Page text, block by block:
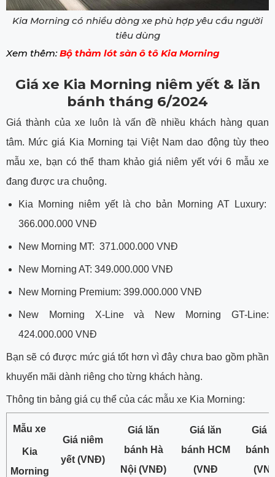
Kia Morning có nhiều dòng xe phù hợp yêu cầu người
tiêu dùng
Xem thêm: Bộ thảm lót sàn ô tô Kia Morning
Giá xe Kia Morning niêm yết & lăn
bánh tháng 6/2024
Giá thành của xe luôn là vấn đề nhiều khách hàng quan
tâm. Mức giá Kia Morning tại Việt Nam dao động tùy theo
mẫu xe, bạn có thể tham khảo giá niêm yết với 6 mẫu xe
đang được ưa chuộng.
Kia Morning niêm yết là cho bản Morning AT Luxury:
366.000.000 VNĐ
New Morning MT: 371.000.000 VNĐ
New Morning AT: 349.000.000 VNĐ
New Morning Premium: 399.000.000 VNĐ
New Morning X-Line và New Morning GT-Line:
424.000.000 VNĐ
Bạn sẽ có được mức giá tốt hơn vì đây chưa bao gồm phần
khuyến mãi dành riêng cho từng khách hàng.
Thông tin bảng giá cụ thể của các mẫu xe Kia Morning:
Mẫu xe
Kia
Morning
Giá niêm
yết (VNĐ)
Giá lăn
bánh Hà
Nội (VNĐ)
Giá lăn
bánh HCM
(VNĐ
Giá
bánh